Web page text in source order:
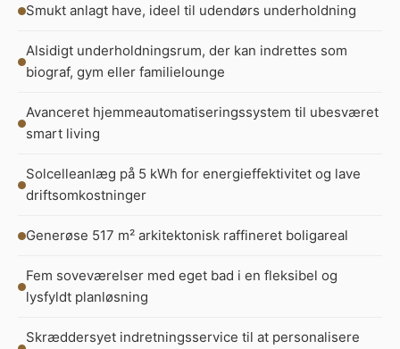
Smukt anlagt have, ideel til udendørs underholdning
Alsidigt underholdningsrum, der kan indrettes som
biograf, gym eller familielounge
Avanceret hjemmeautomatiseringssystem til ubesværet
smart living
Solcelleanlæg på 5 kWh for energieffektivitet og lave
driftsomkostninger
Generøse 517 m² arkitektonisk raffineret boligareal
Fem soveværelser med eget bad i en fleksibel og
lysfyldt planløsning
Skræddersyet indretningsservice til at personalisere